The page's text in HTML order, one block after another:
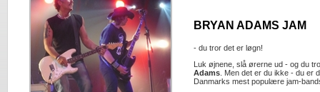
BRYAN ADAMS JAM
- du tror det er løgn!
Luk øjnene, slå ørerne ud - og du
Adams . Men det er du ikke - du er
Danmarks mest populære jam-